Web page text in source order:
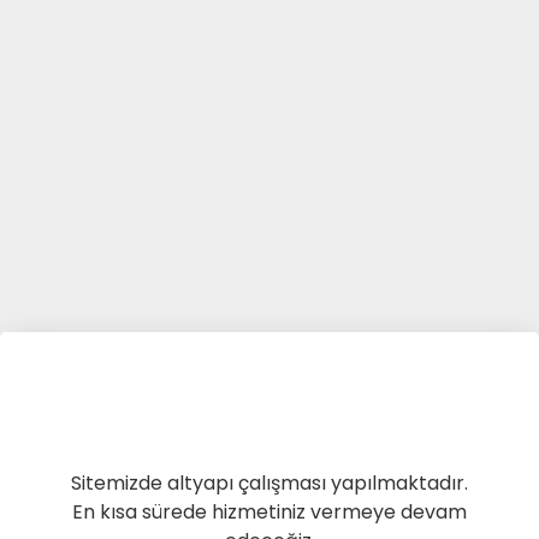
Sitemizde altyapı çalışması yapılmaktadır.
En kısa sürede hizmetiniz vermeye devam